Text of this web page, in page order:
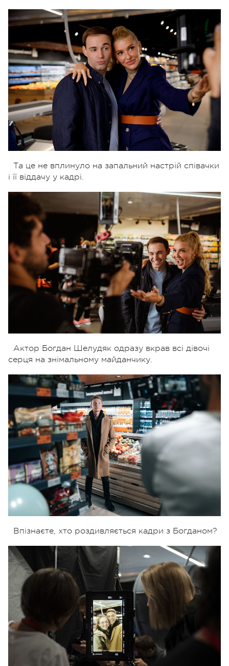
Та це не вплинуло на запальний настрій співачки
і її віддачу у кадрі.
Актор Богдан Шелудяк одразу вкрав всі дівочі
серця на знімальному майданчику.
Впізнаєте, хто роздивляється кадри з Богданом?